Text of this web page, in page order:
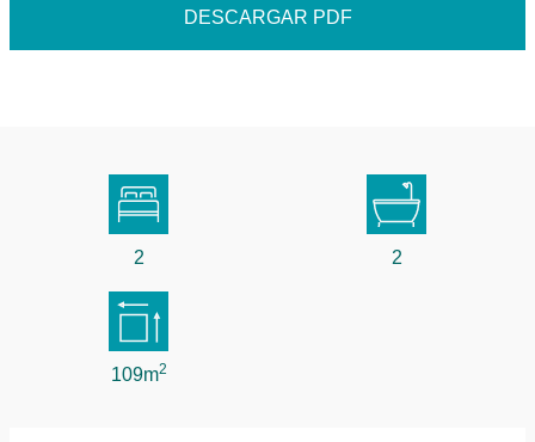
DESCARGAR PDF
2 2
109m2